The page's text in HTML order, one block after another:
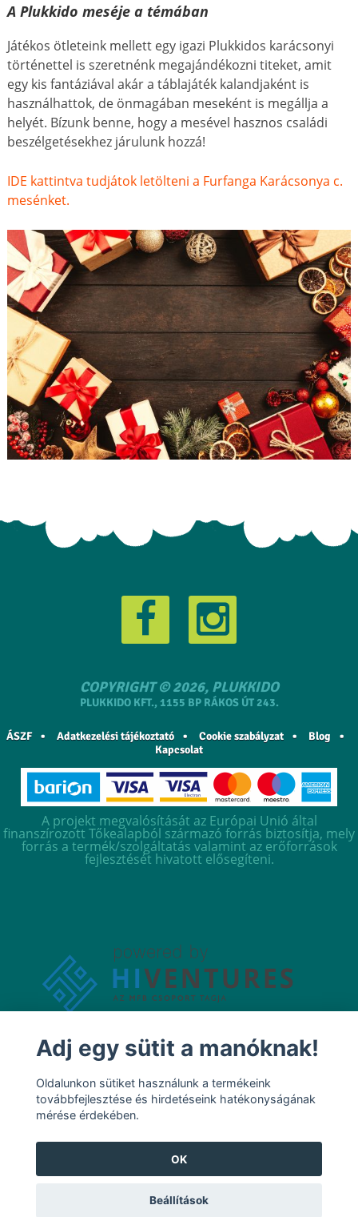
A Plukkido meséje a témában
Játékos ötleteink mellett egy igazi Plukkidos karácsonyi
történettel is szeretnénk megajándékozni titeket, amit
egy kis fantáziával akár a táblajáték kalandjaként is
használhattok, de önmagában meseként is megállja a
helyét. Bízunk benne, hogy a mesével hasznos családi
beszélgetésekhez járulunk hozzá!
IDE kattintva tudjátok letölteni a Furfanga Karácsonya c.
mesénket.
COPYRIGHT © 2026, PLUKKIDO
PLUKKIDO KFT., 1155 BP RÁKOS ÚT 243.
ÁSZF Adatkezelési tájékoztató Cookie szabályzat
Blog
Kapcsolat
A projekt megvalósítását az Európai Unió által
finanszírozott Tőkealapból származó forrás biztosítja, mely
forrás a termék/szolgáltatás valamint az erőforrások
fejlesztését hivatott elősegíteni.
Adj egy sütit a manóknak!
Oldalunkon sütiket használunk a termékeink
továbbfejlesztése és hirdetéseink hatékonyságának
mérése érdekében.
OK
Beállítások